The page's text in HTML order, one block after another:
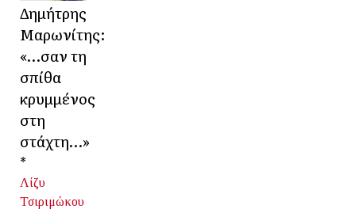
Δημήτρης
Μαρωνίτης:
«…σαν τη
σπίθα
κρυμμένος
στη
στάχτη…»
*
Λίζυ
Τσιριμώκου